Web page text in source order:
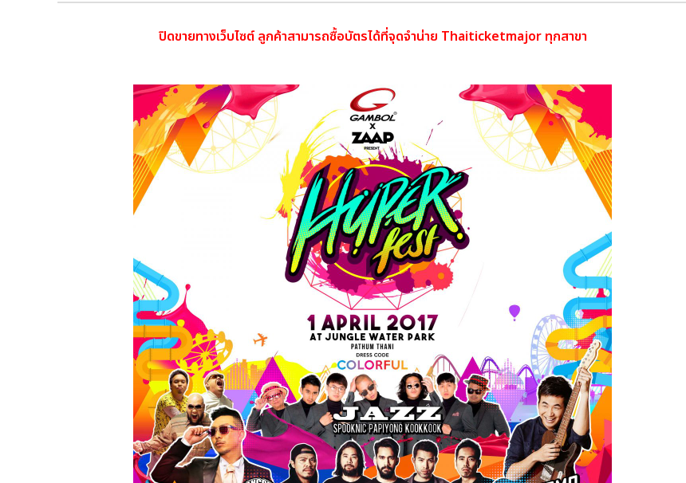
ปิดขายทางเว็บไซต์ ลูกค้าสามารถซื้อบัตรได้ที่จุดจำน่าย Thaiticketmajor ทุกสาขา